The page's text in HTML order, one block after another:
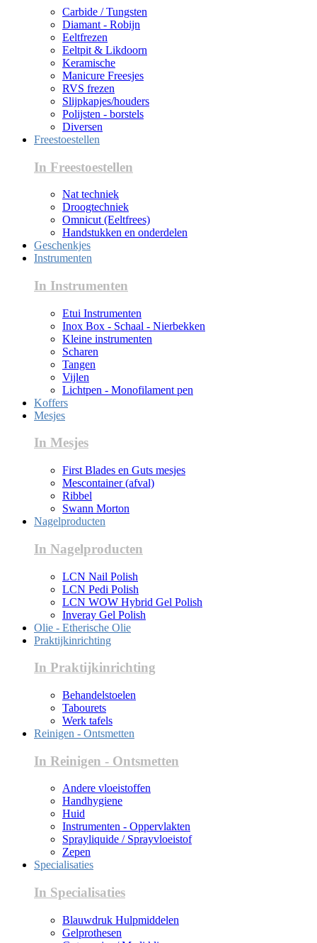
Carbide / Tungsten
Diamant - Robijn
Eeltfrezen
Eeltpit & Likdoorn
Keramische
Manicure Freesjes
RVS frezen
Slijpkapjes/houders
Polijsten - borstels
Diversen
Freestoestellen
In Freestoestellen
Nat techniek
Droogtechniek
Omnicut (Eeltfrees)
Handstukken en onderdelen
Geschenkjes
Instrumenten
In Instrumenten
Etui Instrumenten
Inox Box - Schaal - Nierbekken
Kleine instrumenten
Scharen
Tangen
Vijlen
Lichtpen - Monofilament pen
Koffers
Mesjes
In Mesjes
First Blades en Guts mesjes
Mescontainer (afval)
Ribbel
Swann Morton
Nagelproducten
In Nagelproducten
LCN Nail Polish
LCN Pedi Polish
LCN WOW Hybrid Gel Polish
Inveray Gel Polish
Olie - Etherische Olie
Praktijkinrichting
In Praktijkinrichting
Behandelstoelen
Tabourets
Werk tafels
Reinigen - Ontsmetten
In Reinigen - Ontsmetten
Andere vloeistoffen
Handhygiene
Huid
Instrumenten - Oppervlakten
Sprayliquide / Sprayvloeistof
Zepen
Specialisaties
In Specialisaties
Blauwdruk Hulpmiddelen
Gelprothesen